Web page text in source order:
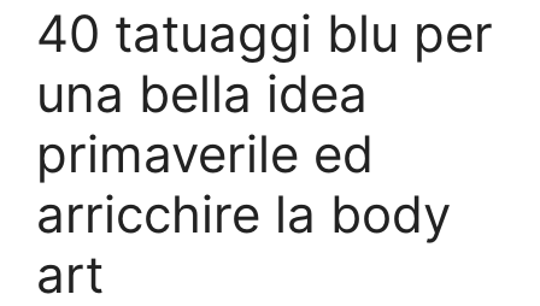
40 tatuaggi blu per
una bella idea
primaverile ed
arricchire la body
art